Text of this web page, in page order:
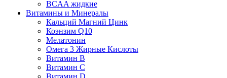
BCAA жидкие
Витамины и Минералы
Кальций Магний Цинк
Коэнзим Q10
Мелатонин
Омега 3 Жирные Кислоты
Витамин B
Витамин C
Витамин D